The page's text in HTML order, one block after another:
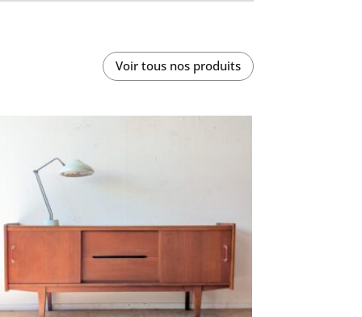
Voir tous nos produits